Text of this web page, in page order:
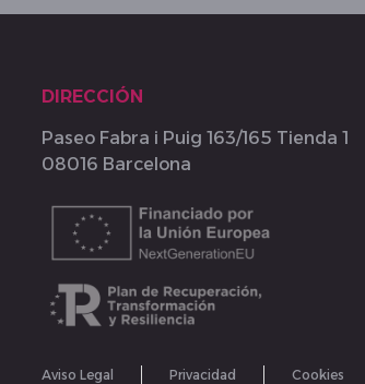
DIRECCIÓN
Paseo Fabra i Puig 163/165 Tienda 1
08016 Barcelona
Aviso Legal Privacidad Cookies